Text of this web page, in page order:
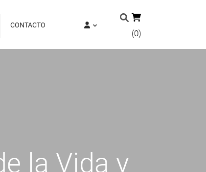
CONTACTO
(0)
la Vida y